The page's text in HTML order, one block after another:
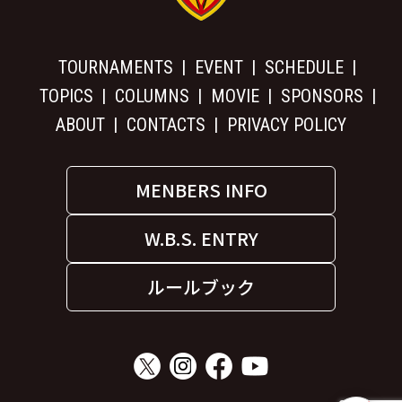
TOURNAMENTS EVENT
SCHEDULE
TOPICS
COLUMNS MOVIE
SPONSORS
ABOUT
CONTACTS PRIVACY POLICY
MENBERS INFO
W.B.S. ENTRY
ルールブック